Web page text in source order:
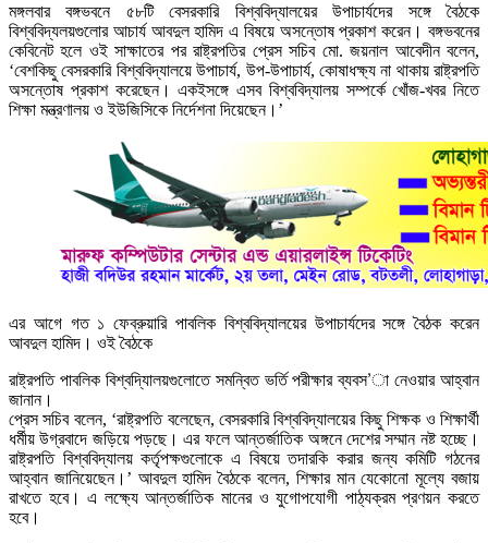
মঙ্গলবার বঙ্গভবনে ৫৮টি বেসরকারি বিশ্ববিদ্যালয়ের উপাচার্যদের সঙ্গে বৈঠকে
বিশ্ববিদ্যলয়গুলোর আচার্য আবদুল হামিদ এ বিষয়ে অসন্তোষ প্রকাশ করেন। বঙ্গভবনের
কেবিনেট হলে ওই সাক্ষাতের পর রাষ্ট্রপতির প্রেস সচিব মো. জয়নাল আবেদীন বলেন,
‘বেশকিছু বেসরকারি বিশ্ববিদ্যালয়ে উপাচার্য, উপ-উপাচার্য, কোষাধক্ষ্য না থাকায় রাষ্ট্রপতি
অসন্তোষ প্রকাশ করেছেন। একইসঙ্গে এসব বিশ্ববিদ্যালয় সম্পর্কে খোঁজ-খবর নিতে
শিক্ষা মন্ত্রণালয় ও ইউজিসিকে নির্দেশনা দিয়েছেন।’
এর আগে গত ১ ফেব্রুয়ারি পাবলিক বিশ্ববিদ্যালয়ের উপাচার্যদের সঙ্গে বৈঠক করেন
আবদুল হামিদ। ওই বৈঠকে
রাষ্ট্রপতি পাবলিক বিশ্বদ্যিালয়গুলোতে সমন্বিত ভর্তি পরীক্ষার ব্যবস’া নেওয়ার আহ্বান
জানান।
প্রেস সচিব বলেন, ‘রাষ্ট্রপতি বলেছেন, বেসরকারি বিশ্ববিদ্যালয়ের কিছু শিক্ষক ও শিক্ষার্থী
ধর্মীয় উগ্রবাদে জড়িয়ে পড়ছে। এর ফলে আন্তর্জাতিক অঙ্গনে দেশের সম্মান নষ্ট হচ্ছে।
রাষ্ট্রপতি বিশ্ববিদ্যালয় কর্তৃপক্ষগুলোকে এ বিষয়ে তদারকি করার জন্য কমিটি গঠনের
আহ্বান জানিয়েছেন।’ আবদুল হামিদ বৈঠকে বলেন, শিক্ষার মান যেকোনো মূল্যে বজায়
রাখতে হবে। এ লক্ষ্যে আন্তর্জাতিক মানের ও যুগোপযোগী পাঠ্যক্রম প্রণয়ন করতে
হবে।